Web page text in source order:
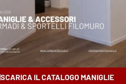
SCARICA IL CATALOGO MANIGLIE